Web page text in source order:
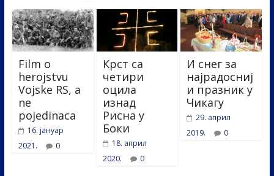
Film o
herojstvu
Vojske RS, a
ne
pojedinaca
16. јануар
2021.
0
Крст са
четири
оцила
изнад
Рисна у
Боки
18. април
2020.
0
И снег за
најрадосниј
и празник у
Чикагу
29. април
2019.
0